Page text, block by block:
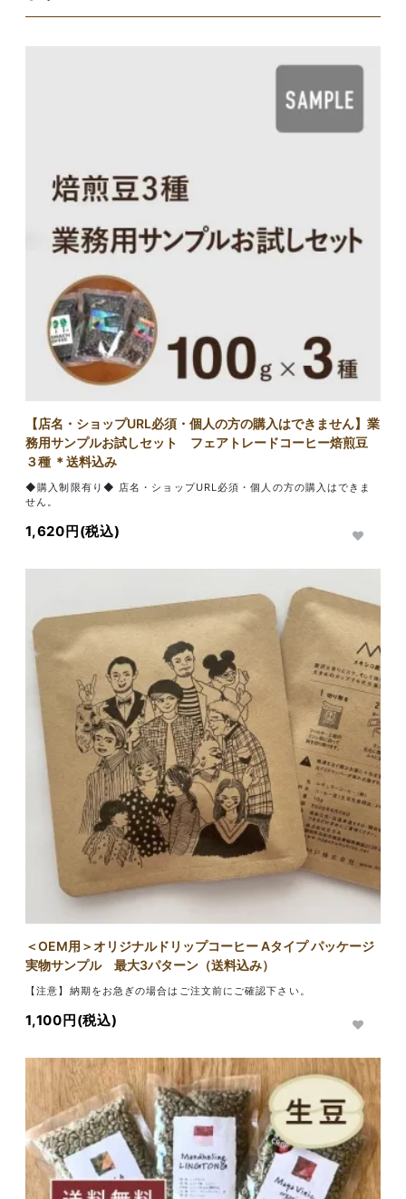
【店名・ショップURL必須・個人の方の購入はできません】業
務用サンプルお試しセット フェアトレードコーヒー焙煎豆
３種 ＊送料込み
◆購入制限有り◆ 店名・ショップURL必須・個人の方の購入はできま
せん。
1,620円(税込)
＜OEM用＞オリジナルドリップコーヒー Aタイプ パッケージ
実物サンプル 最大3パターン（送料込み）
【注意】納期をお急ぎの場合はご注文前にご確認下さい。
1,100円(税込)